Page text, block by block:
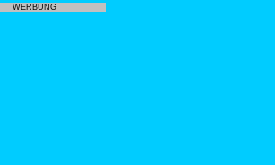
WERBUNG